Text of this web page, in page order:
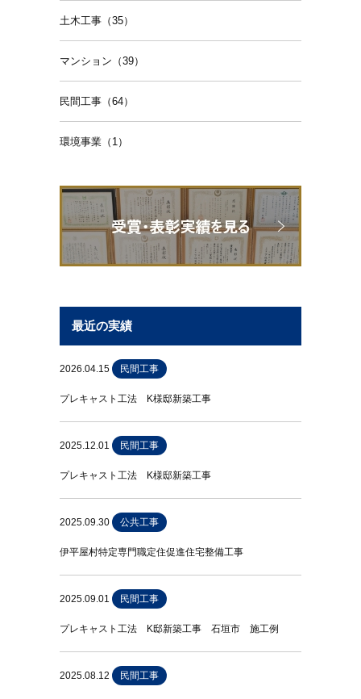
土木工事（35）
マンション（39）
民間工事（64）
環境事業（1）
最近の実績
2026.04.15 民間工事
プレキャスト工法 K様邸新築工事
2025.12.01 民間工事
プレキャスト工法 K様邸新築工事
2025.09.30 公共工事
伊平屋村特定専門職定住促進住宅整備工事
2025.09.01 民間工事
プレキャスト工法 K邸新築工事 石垣市 施工例
2025.08.12 民間工事